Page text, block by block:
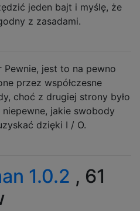
jeden bajt i myślę, że
z zasadami.
Pewnie, jest to na pewno
przez współczesne
choć z drugiej strony było
niepewne, jakie swobody
dzięki I / O.
1.0.2 , 61